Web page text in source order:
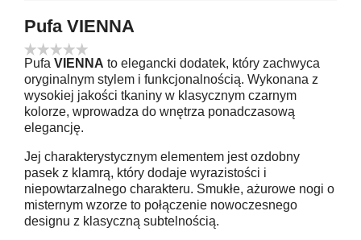
Pufa VIENNA
Pufa VIENNA to elegancki dodatek, który zachwyca
oryginalnym stylem i funkcjonalnością. Wykonana z
wysokiej jakości tkaniny w klasycznym czarnym
kolorze, wprowadza do wnętrza ponadczasową
elegancję.
Jej charakterystycznym elementem jest ozdobny
pasek z klamrą, który dodaje wyrazistości i
niepowtarzalnego charakteru. Smukłe, ażurowe nogi o
misternym wzorze to połączenie nowoczesnego
designu z klasyczną subtelnością.